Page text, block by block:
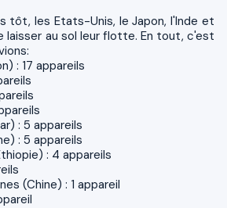
tôt, les Etats-Unis, le Japon, l'Inde et
laisser au sol leur flotte. En tout, c'est
: 17 appareils
: 5 appareils
: 5 appareils
: 4 appareils
(Chine) : 1 appareil